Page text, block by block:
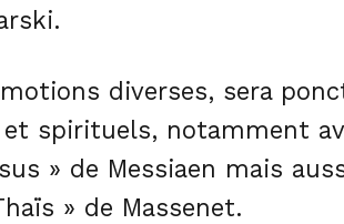
diverses, sera
spirituels, notamment
» de Messiaen mais
» de Massenet.